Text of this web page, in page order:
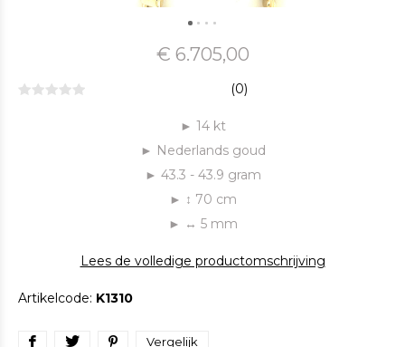
€ 6.705,00
(0)
► 14 kt
► Nederlands goud
► 43.3 - 43.9 gram
► ↕ 70 cm
► ↔ 5 mm
Lees de volledige productomschrijving
Artikelcode: K1310
Vergelijk